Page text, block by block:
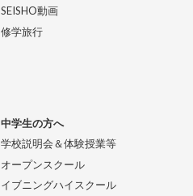
SEISHO動画
修学旅行
中学生の方へ
学校説明会＆体験授業等
オープンスクール
イブニングハイスクール